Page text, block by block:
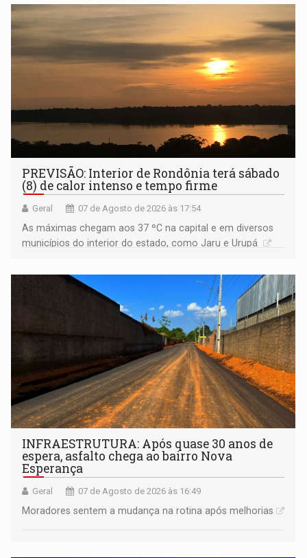
PREVISÃO: Interior de Rondônia terá sábado
(8) de calor intenso e tempo firme
Geral 07 de Agosto de 2026 às 17:54
As máximas chegam aos 37 ºC na capital e em diversos
municípios do interior do estado, como Jaru e Urupá
INFRAESTRUTURA: Após quase 30 anos de
espera, asfalto chega ao bairro Nova
Esperança
Geral 07 de Agosto de 2026 às 16:49
Moradores sentem a mudança na rotina após melhorias